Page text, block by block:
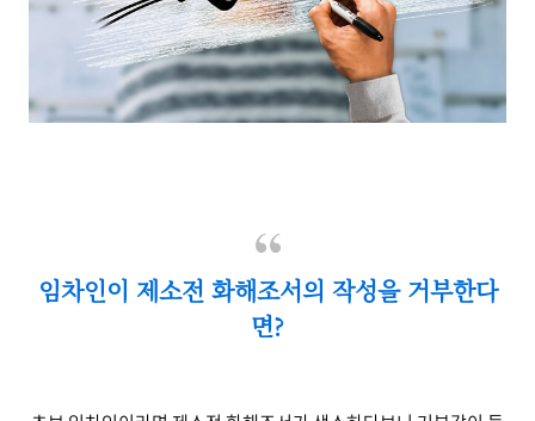
임차인이 제소전 화해조서의 작성을 거부한다
면?